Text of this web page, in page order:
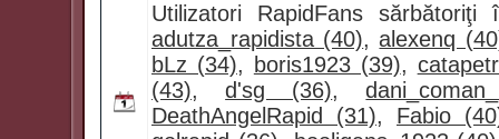
Utilizatori RapidFans
adutza_rapidista (40),alexenq
bLz (34), boris1923 (39),
(43),d'sg (36),
DeathAngelRapid (31), Fabio